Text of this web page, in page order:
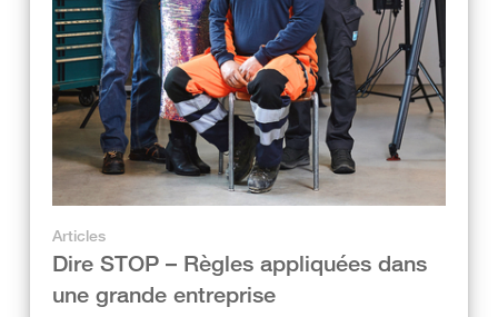
Articles
Dire STOP – Règles appliquées dans
une grande entreprise